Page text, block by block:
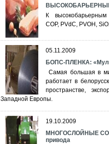
К высокобарьерным
COP, PVdC, PVOH,
05.11.2009
БОПС-ПЛЕНКА:
Самая большая в
работает в
пространстве,
Западной Европы.
19.10.2009
МНОГОСЛОЙНЫЕ
привода